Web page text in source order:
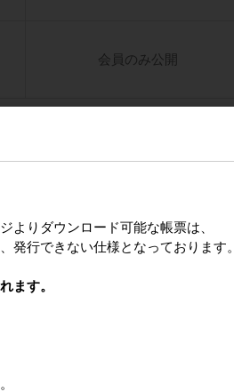
会員のみ公開
よりダウンロード可能な帳票は、
発行できない仕様となっております。
ます。